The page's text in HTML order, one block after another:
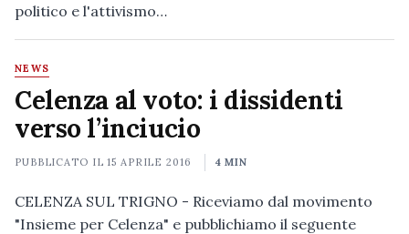
politico e l'attivismo…
NEWS
Celenza al voto: i dissidenti
verso l’inciucio
PUBBLICATO IL15 APRILE 2016 4 MIN
CELENZA SUL TRIGNO - Riceviamo dal movimento
"Insieme per Celenza" e pubblichiamo il seguente